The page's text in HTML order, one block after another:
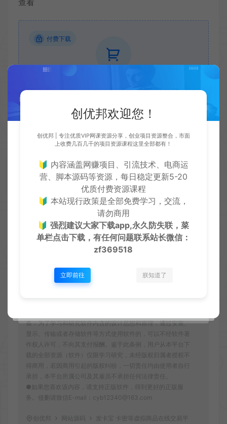
查看
付费下载
收藏 (0) 打赏 点赞 (
严正声明：
●本站仅提供资源学习下载，资源费用仅为赞助站长的整理
费，不代表资源自身价值也不包含任何服务。任何个人或组
内容到任何各类媒体平台。
●如若本站内容侵犯了原著者的合法权益，可联系我们进行处
条：为了学习和研究软件内含的设计思想和原理，通过安装、
显示、传输或者存储软件等方式使用软件的，可以不经软件著
作权人许可，不向其支付报酬。鉴于此条例，用户从本平台下
载的全部资源（软件）仅限学习研究，未经版权归属者授权不
得商用，若因商用引起的版权纠纷，一切责任均由使用者自行
承担，本平台所属公司及其雇员不承担任何法律责任。
●如果您喜欢该内容，请支持正版软件，得到更好的正版服
务。侵删请致信E-mail：cyb12340@163.com
创优邦 网站源码
发卡宝 卡密等虚拟商品在线交易平
创优邦欢迎您！
创优邦 | 专注优质VIP网课资源分享，创业项目资源整合，市面
上收费几百几千的项目资源课程这里全部都有！
🔰 内容涵盖网赚项目、引流技术、电商运
营、脚本源码等资源，每日稳定更新5-20
优质付费资源课程
🔰 本站现行政策是全部免费学习，交流，
请勿商用
🔰强烈建议大家下载app,永久防失联，菜
单栏点击下载，有任何问题联系站长微信：
zf369518
立即前往 朕知道了